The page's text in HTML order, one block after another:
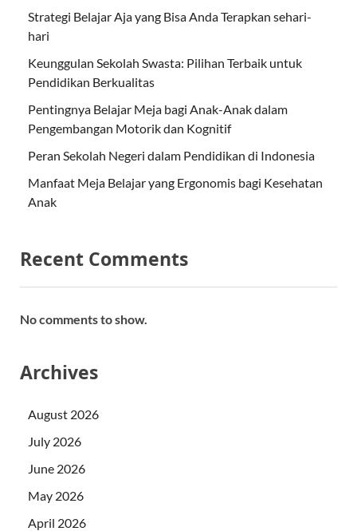
Strategi Belajar Aja yang Bisa Anda Terapkan sehari-
hari
Keunggulan Sekolah Swasta: Pilihan Terbaik untuk
Pendidikan Berkualitas
Pentingnya Belajar Meja bagi Anak-Anak dalam
Pengembangan Motorik dan Kognitif
Peran Sekolah Negeri dalam Pendidikan di Indonesia
Manfaat Meja Belajar yang Ergonomis bagi Kesehatan
Anak
Recent Comments
No comments to show.
Archives
August 2026
July 2026
June 2026
May 2026
April 2026